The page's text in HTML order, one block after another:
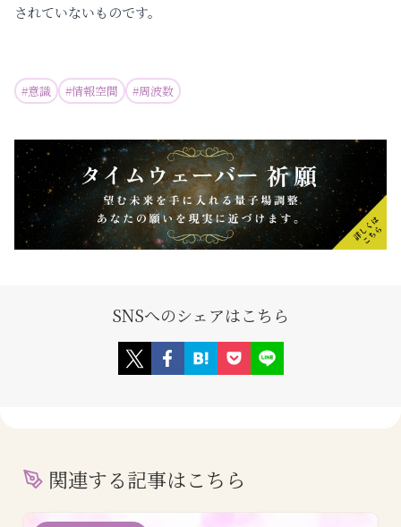
されていないものです。
#意識 #情報空間 #周波数
SNSへのシェアはこちら
関連する記事はこちら